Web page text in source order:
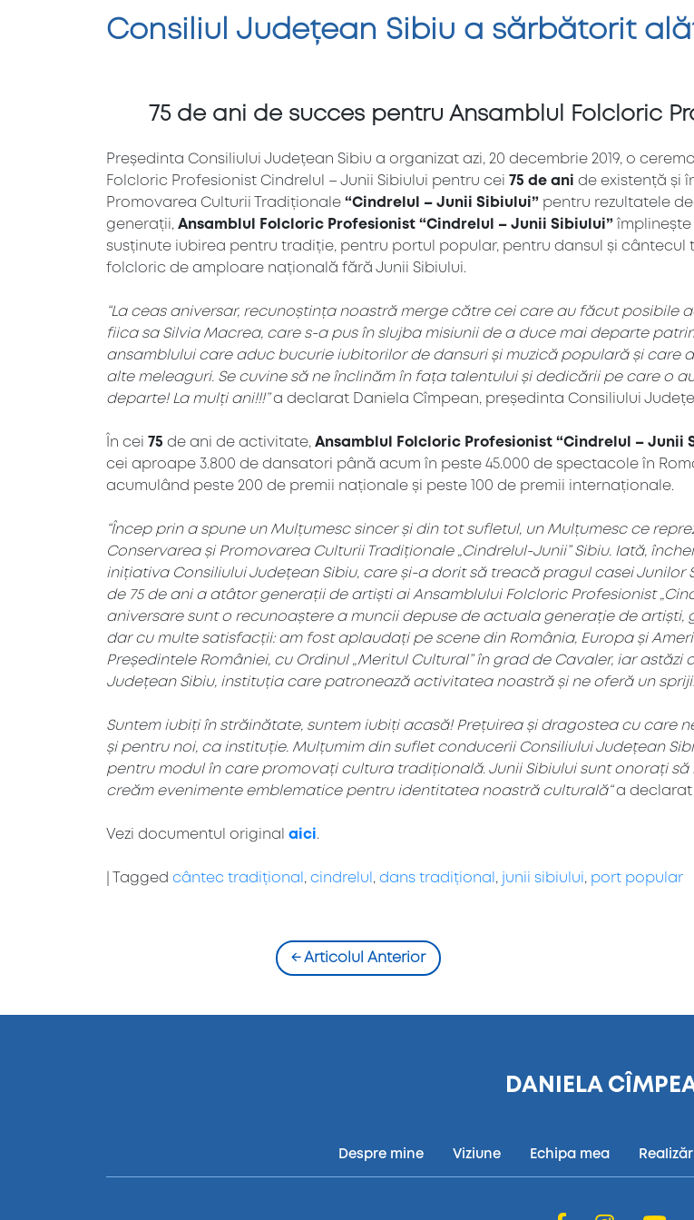
Consiliul Județean Sibiu a sărbătorit
75 de ani de succes pentru Ansamblul Folcloric
Președinta Consiliului Județean Sibiu a organizat azi, 20 decembrie 2019, o
Folcloric Profesionist Cindrelul – Junii Sibiului pentru cei 75 de ani de existență și
Promovarea Culturii Tradiționale “Cindrelul – Junii Sibiului” pentru rezultatele
generații, Ansamblul Folcloric Profesionist “Cindrelul – Junii Sibiului” împlinește
susținute iubirea pentru tradiție, pentru portul popular, pentru dansul și
folcloric de amploare națională fără Junii Sibiului.
“La ceas aniversar, recunoștința noastră merge către cei care au făcut posibile
fiica sa Silvia Macrea, care s-a pus în slujba misiunii de a duce mai departe
ansamblului care aduc bucurie iubitorilor de dansuri și muzică populară și
alte meleaguri. Se cuvine să ne înclinăm în fața talentului și dedicării pe care o
departe! La mulți ani!!!”a declarat Daniela Cîmpean, președinta Consiliului
În cei 75 de ani de activitate, Ansamblul Folcloric Profesionist “Cindrelul – Junii
cei aproape 3.800 de dansatori până acum în peste 45.000 de spectacole în
acumulând peste 200 de premii naționale și peste 100 de premii internaționale.
“Încep prin a spune un Mulțumesc sincer și din tot sufletul, un Mulțumesc ce
Conservarea și Promovarea Culturii Tradiționale „Cindrelul-Junii” Sibiu. Iată,
inițiativa Consiliului Județean Sibiu, care și-a dorit să treacă pragul casei
de 75 de ani a atâtor generații de artiști ai Ansamblului Folcloric Profesionist
aniversare sunt o recunoaștere a muncii depuse de actuala generație de artiști,
dar cu multe satisfacții: am fost aplaudați pe scene din România, Europa și
Președintele României, cu Ordinul „Meritul Cultural” în grad de Cavaler, iar
Județean Sibiu, instituția care patronează activitatea noastră și ne oferă un
Suntem iubiți în străinătate, suntem iubiți acasă! Prețuirea și dragostea cu care
și pentru noi, ca instituție. Mulțumim din suflet conducerii Consiliului Județean
pentru modul în care promovați cultura tradițională. Junii Sibiului sunt onorați
creăm evenimente emblematice pentru identitatea noastră culturală“a declarat
Vezi documentul original aici.
Tagged cântec tradițional , cindrelul , dans tradițional , junii sibiului, port popular
←Articolul Anterior
DANIELA
Despre mine Viziune Echipa mea